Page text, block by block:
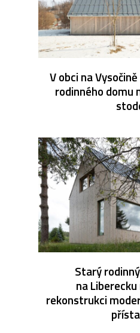
V obci na
rodinného domu
Starý
na
rekonstrukci